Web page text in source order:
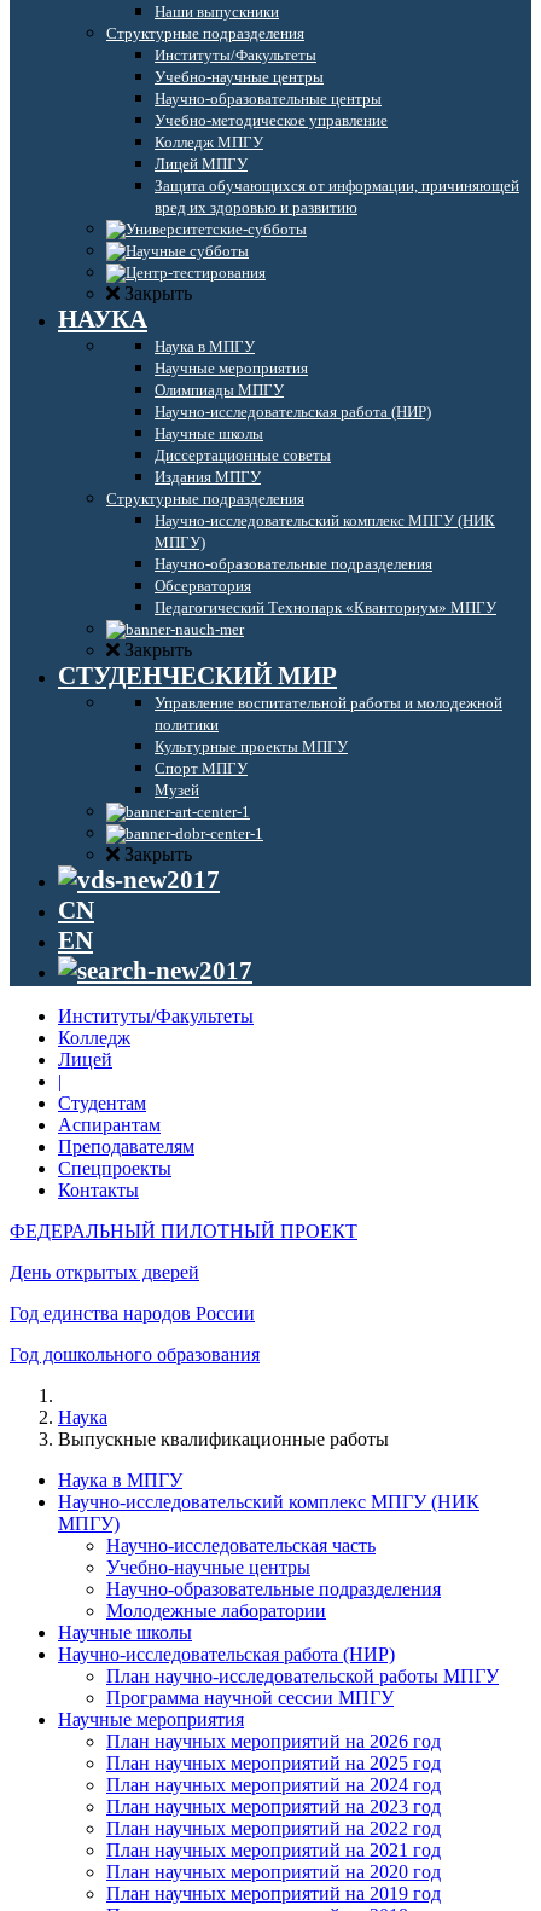
Наши выпускники
Структурные подразделения
Институты/Факультеты
Учебно-научные центры
Научно-образовательные центры
Учебно-методическое управление
Колледж МПГУ
Лицей МПГУ
Защита обучающихся от информации, причиняющей
вред их здоровью и развитию
Закрыть
НАУКА
Наука в МПГУ
Научные мероприятия
Олимпиады МПГУ
Научно-исследовательская работа (НИР)
Научные школы
Диссертационные советы
Издания МПГУ
Структурные подразделения
Научно-исследовательский комплекс МПГУ (НИК
МПГУ)
Научно-образовательные подразделения
Обсерватория
Педагогический Технопарк «Кванториум» МПГУ
Закрыть
СТУДЕНЧЕСКИЙ МИР
Управление воспитательной работы и молодежной
политики
Культурные проекты МПГУ
Спорт МПГУ
Музей
Закрыть
CN
EN
Институты/Факультеты
Колледж
Лицей
|
Студентам
Аспирантам
Преподавателям
Спецпроекты
Контакты
ФЕДЕРАЛЬНЫЙ ПИЛОТНЫЙ ПРОЕКТ
День открытых дверей
Год единства народов России
Год дошкольного образования
Наука
Выпускные квалификационные работы
Наука в МПГУ
Научно-исследовательский комплекс МПГУ (НИК
МПГУ)
Научно-исследовательская часть
Учебно-научные центры
Научно-образовательные подразделения
Молодежные лаборатории
Научные школы
Научно-исследовательская работа (НИР)
План научно-исследовательской работы МПГУ
Программа научной сессии МПГУ
Научные мероприятия
План научных мероприятий на 2026 год
План научных мероприятий на 2025 год
План научных мероприятий на 2024 год
План научных мероприятий на 2023 год
План научных мероприятий на 2022 год
План научных мероприятий на 2021 год
План научных мероприятий на 2020 год
План научных мероприятий на 2019 год